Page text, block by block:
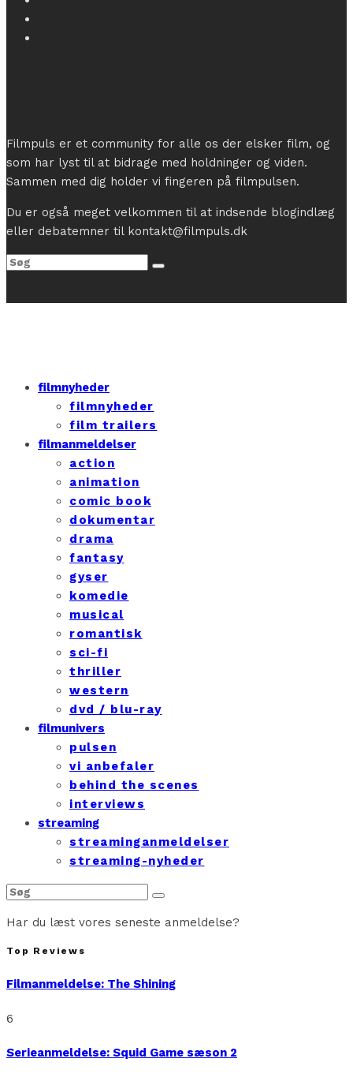
Filmpuls er et community for alle os der elsker film, og
som har lyst til at bidrage med holdninger og viden.
Sammen med dig holder vi fingeren på filmpulsen.
Du er også meget velkommen til at indsende blogindlæg
eller debatemner til kontakt@filmpuls.dk
filmnyheder
filmnyheder
film trailers
filmanmeldelser
action
animation
comic book
dokumentar
drama
fantasy
gyser
komedie
musical
romantisk
sci-fi
thriller
western
dvd / blu-ray
filmunivers
pulsen
vi anbefaler
behind the scenes
interviews
streaming
streaminganmeldelser
streaming-nyheder
Har du læst vores seneste anmeldelse?
Top Reviews
Filmanmeldelse: The Shining
6
Serieanmeldelse: Squid Game sæson 2